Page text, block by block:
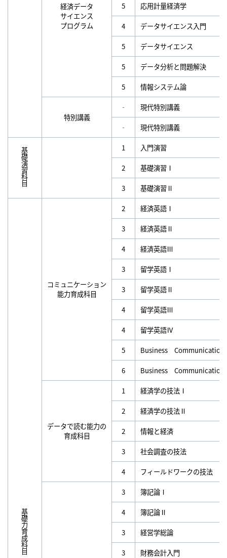
経済データ
サイエンス
プログラム
5 応用計量経済学
4 データサイエンス入門
5 データサイエンス
5 データ分析と問題解決
5 情報システム論
特別講義
‐ 現代特別講義
‐ 現代特別講義
基礎演習科目 1 入門演習
2 基礎演習Ⅰ
3 基礎演習Ⅱ
基礎力育成科目
コミュニケーション
能力育成科目
2 経済英語Ⅰ
3 経済英語Ⅱ
4 経済英語Ⅲ
3 留学英語Ⅰ
3 留学英語Ⅱ
4 留学英語Ⅲ
4 留学英語Ⅳ
5 Business
6 Business
データで読む能力の
育成科目
1 経済学の技法Ⅰ
2 経済学の技法Ⅱ
2 情報と経済
3 社会調査の技法
4 フィールドワークの技法
3 簿記論Ⅰ
4 簿記論Ⅱ
3 経営学総論
3 財務会計入門